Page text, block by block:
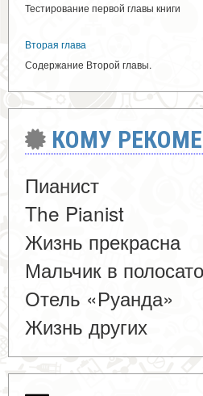
Тестирование первой главы книги
Вторая глава
Содержание Второй главы.
КОМУ
Пианист
The Pianist
Жизнь прекрасна
Мальчик в
Отель «Руанда»
Жизнь других